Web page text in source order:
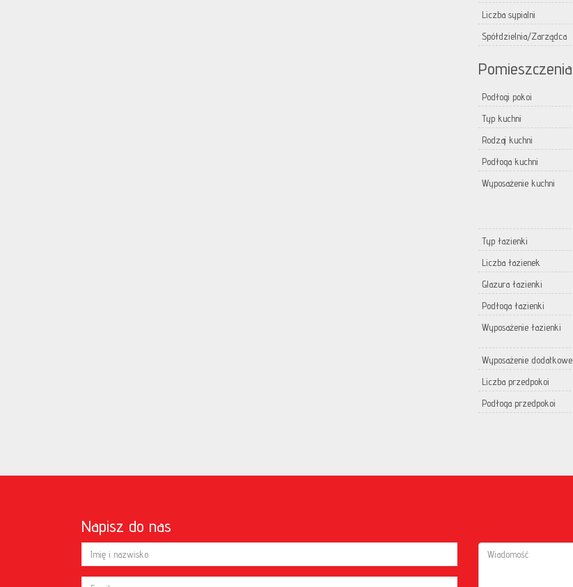
Liczba sypialni
Spółdzielnia/Zarządca
Pomieszczenia
Podłogi pokoi
Typ kuchni
Rodzaj kuchni
Podłoga kuchni
Wyposażenie kuchni
Typ łazienki
Liczba łazienek
Glazura łazienki
Podłoga łazienki
Wyposażenie łazienki
Wyposażenie dodatkowe
Liczba przedpokoi
Podłoga przedpokoi
Napisz do nas